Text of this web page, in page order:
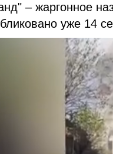
– жаргонное
уже 14